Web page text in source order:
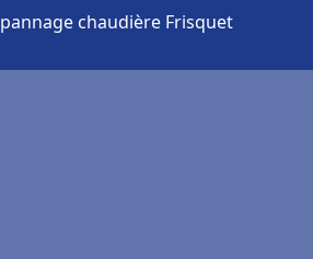
chaudière Frisquet